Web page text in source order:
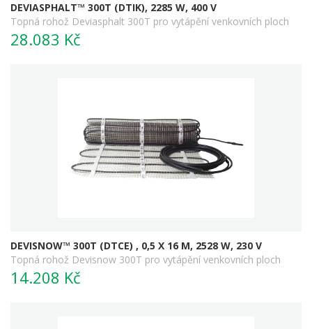
DEVIASPHALT™ 300T (DTIK), 2285 W, 400 V
Topná rohož Deviasphalt 300T pro vytápění venkovních ploch
28.083 Kč
DEVISNOW™ 300T (DTCE) , 0,5 X 16 M, 2528 W, 230 V
Topná rohož Devisnow 300T pro vytápění venkovních ploch
14.208 Kč